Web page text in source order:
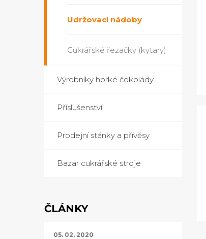
Udržovací nádoby
Cukrářské řezačky (kytary)
Výrobníky horké čokolády
Příslušenství
Prodejní stánky a přívěsy
Bazar cukrářské stroje
ČLÁNKY
05. 02. 2020